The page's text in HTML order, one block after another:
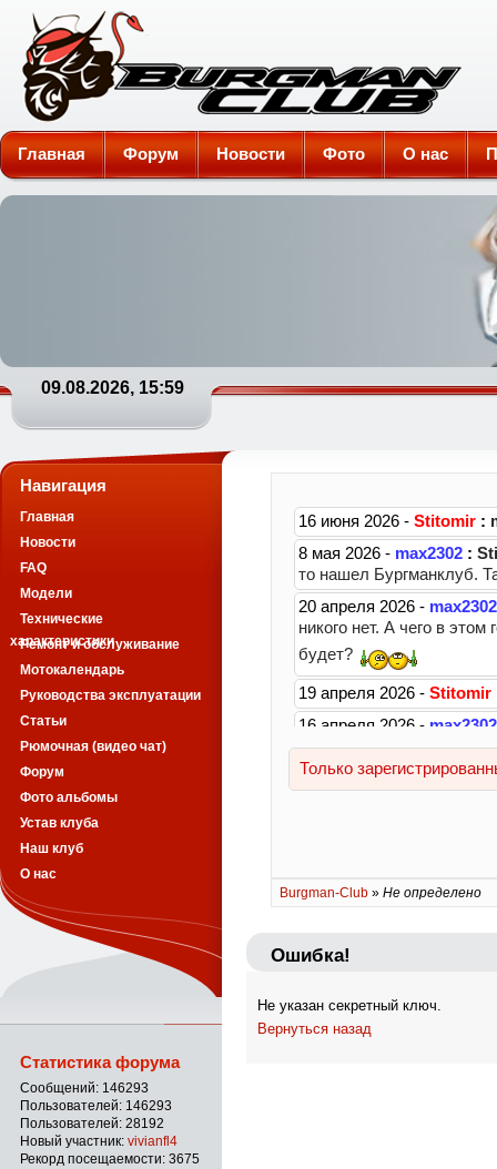
Burgman-Club
Главная Форум Новости Фото О нас
09.08.2026, 15:59
Burgman-Club » Не определено
Ошибка!
Не указан секретный ключ.
Вернуться назад
Навигация
Главная
Новости
FAQ
Модели
Технические
характеристики
Ремонт и обслуживание
Мотокалендарь
Руководства эксплуатации
Статьи
Рюмочная (видео чат)
Форум
Фото альбомы
Устав клуба
Наш клуб
О нас
Статистика форума
Сообщений: 146293
Пользователей: 146293
Пользователей: 28192
Новый участник: vivianfl4
Рекорд посещаемости: 3675